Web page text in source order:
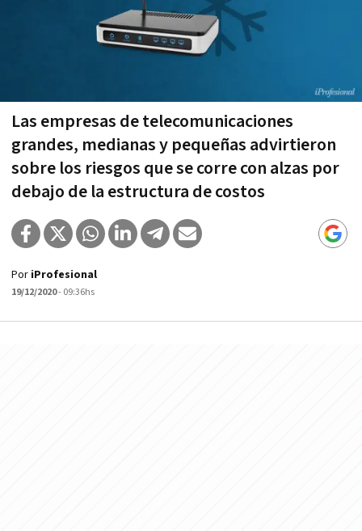
Las empresas de telecomunicaciones
grandes, medianas y pequeñas advirtieron
sobre los riesgos que se corre con alzas por
debajo de la estructura de costos
Por iProfesional
19/12/2020- 09:36hs